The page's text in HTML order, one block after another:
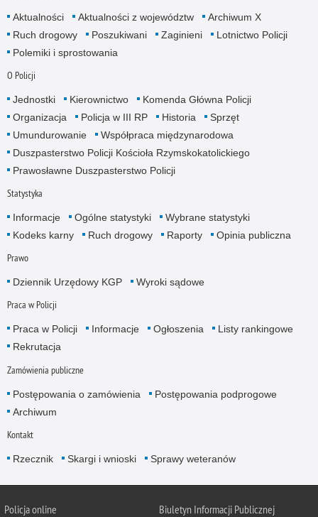
Aktualności Aktualności z województw
Archiwum X
Ruch drogowy
Poszukiwani Zaginieni
Lotnictwo Policji
Polemiki i sprostowania
O Policji
Jednostki Kierownictwo
Komenda Główna Policji
Organizacja
Policja w III RP Historia
Sprzęt
Umundurowanie
Współpraca międzynarodowa
Duszpasterstwo Policji Kościoła Rzymskokatolickiego
Prawosławne Duszpasterstwo Policji
Statystyka
Informacje Ogólne statystyki
Wybrane statystyki
Kodeks karny
Ruch drogowy Raporty Opinia publiczna
Prawo
Dziennik Urzędowy KGP Wyroki sądowe
Praca w Policji
Praca w Policji Informacje Ogłoszenia
Listy rankingowe
Rekrutacja
Zamówienia publiczne
Postępowania o zamówienia
Postępowania podprogowe
Archiwum
Kontakt
Rzecznik Skargi i wnioski Sprawy weteranów
Policjaonline Biuletyn Informacji Publicznej